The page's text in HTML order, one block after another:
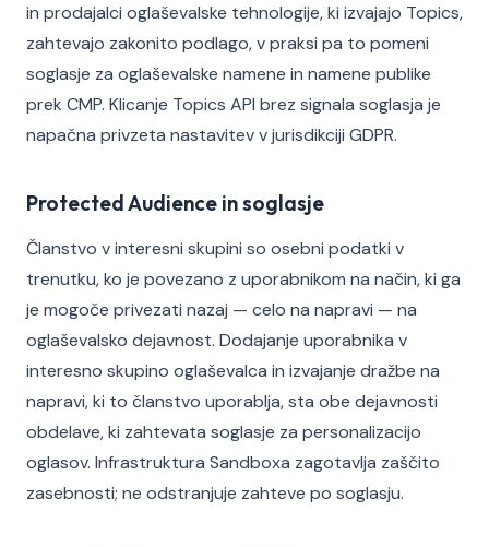
in prodajalci oglaševalske tehnologije, ki izvajajo Topics,
zahtevajo zakonito podlago, v praksi pa to pomeni
soglasje za oglaševalske namene in namene publike
prek CMP. Klicanje Topics API brez signala soglasja je
napačna privzeta nastavitev v jurisdikciji GDPR.
Protected Audience in soglasje
Članstvo v interesni skupini so osebni podatki v
trenutku, ko je povezano z uporabnikom na način, ki ga
je mogoče privezati nazaj — celo na napravi — na
oglaševalsko dejavnost. Dodajanje uporabnika v
interesno skupino oglaševalca in izvajanje dražbe na
napravi, ki to članstvo uporablja, sta obe dejavnosti
obdelave, ki zahtevata soglasje za personalizacijo
oglasov. Infrastruktura Sandboxa zagotavlja zaščito
zasebnosti; ne odstranjuje zahteve po soglasju.